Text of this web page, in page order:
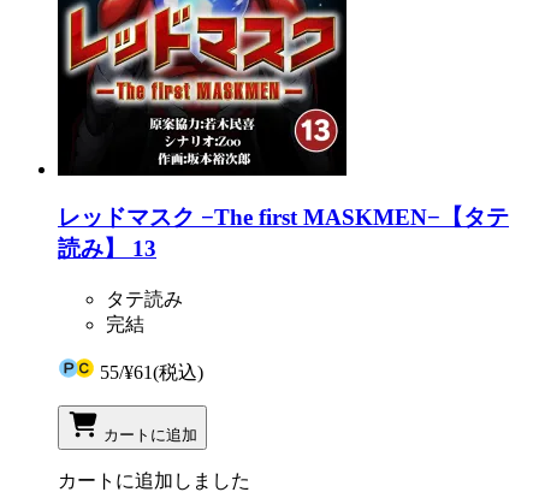
レッドマスク −The first MASKMEN−【タテ
読み】 13
タテ読み
完結
55/¥61(税込)
カートに追加
カートに追加しました